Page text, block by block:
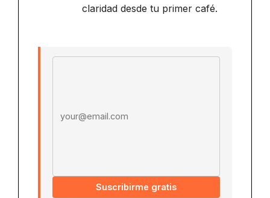
claridad desde tu primer café.
Suscribirme gratis